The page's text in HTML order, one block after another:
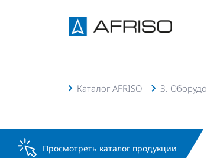
Каталог AFRISO 3.
Просмотреть каталог продукции